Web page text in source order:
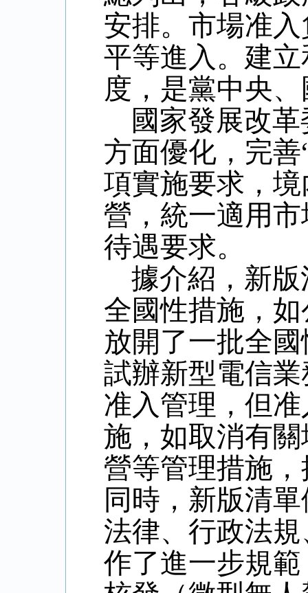
安排。市場准
平等進入。建
度，是黨中央
國家發展改
方面優化，完
項實施要求，
營，統一適用
待遇要求。
據介紹，新
全國性措施，
放開了一批全
試辦新型電信
准入管理，但
施，如取消有
營等管理措施
同時，新版清
法律、行政法
作了進一步規